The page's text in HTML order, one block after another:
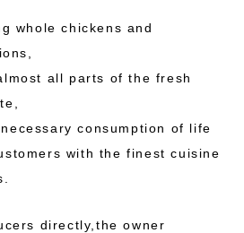
whole chickens and
all parts of the fresh
consumption of life
with the finest cuisine
directly,the owner